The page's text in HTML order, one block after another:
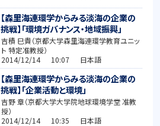
【森里海連環学からみる淡海の企業の
挑戦】「環境ガバナンス・地域振興」
吉積 巳貴（京都大学森里海連環学教育ユニッ
ト 特定准教授）
2014/12/14 10:07 日本語
【森里海連環学からみる淡海の企業の
挑戦】「企業活動と環境」
吉野 章（京都大学大学院地球環境学堂 准教
授）
2014/12/14 10:35 日本語